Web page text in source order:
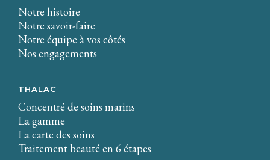
Notre histoire
Notre savoir-faire
Notre équipe à vos côtés
Nos engagements
THALAC
Concentré de soins marins
La gamme
La carte des soins
Traitement beauté en 6 étapes